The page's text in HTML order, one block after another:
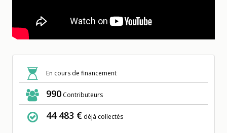
En cours de financement
990 Contributeurs
44 483 € déjà collectés